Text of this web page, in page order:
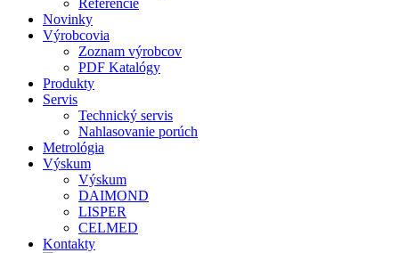
Referencie
Novinky
Výrobcovia
Zoznam výrobcov
PDF Katalógy
Produkty
Servis
Technický servis
Nahlasovanie porúch
Metrológia
Výskum
Výskum
DAIMOND
LISPER
CELMED
Kontakty